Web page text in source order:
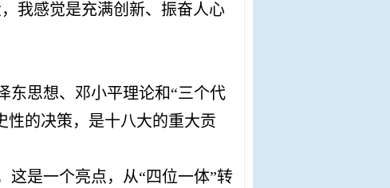
我感觉是充满创新、振奋人心
东思想、邓小平理论和“三个代
性的决策，是十八大的重大贡
这是一个亮点，从“四位一体”转